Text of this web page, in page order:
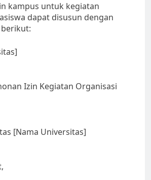
kampus untuk kegiatan
dapat disusun dengan
Izin Kegiatan Organisasi
[Nama Universitas]